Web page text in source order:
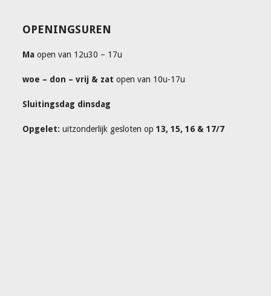
OPENINGSUREN
Ma open van 12u30 – 17u
woe – don – vrij & zatopen van 10u-17u
Sluitingsdag dinsdag
Opgelet: uitzonderlijk gesloten op13, 15, 16 & 17/7